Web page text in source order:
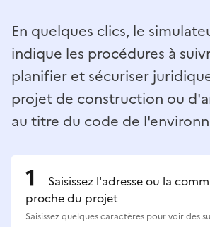
En quelques clics, le
indique les procédures à
planifier et sécuriser
projet de construction ou
au titre du code de
Saisissez l'adresse ou la
proche du projet
Saisissez quelques caractères pour voir des